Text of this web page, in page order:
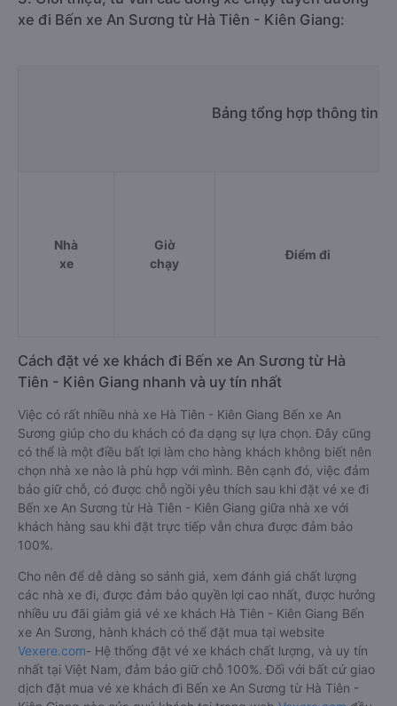
100% và hỗ trợ đổi trả vé miễn phí. Tổng đài tư vấn, đặt vé và
đổi trả vé miễn phí:1900 888684.
Cách đặt vé xe khách đi Bến xe An Sương từ Hà
Tiên - Kiên Giang nhanh và uy tín nhất
Việc có rất nhiều nhà xe Hà Tiên - Kiên Giang Bến xe An
Sương giúp cho du khách có đa dạng sự lựa chọn. Đây cũng
có thể là một điều bất lợi làm cho hàng khách không biết nên
chọn nhà xe nào là phù hợp với mình. Bên cạnh đó, việc đảm
bảo giữ chỗ, có được chỗ ngồi yêu thích sau khi đặt vé xe đi
Bến xe An Sương từ Hà Tiên - Kiên Giang giữa nhà xe với
khách hàng sau khi đặt trực tiếp vẫn chưa được đảm bảo
100%.
Cho nên để dễ dàng so sánh giá, xem đánh giá chất lượng
các nhà xe đi, được đảm bảo quyền lợi cao nhất, được hưởng
nhiều ưu đãi giảm giá vé xe khách Hà Tiên - Kiên Giang Bến
xe An Sương, hành khách có thể đặt mua tại website